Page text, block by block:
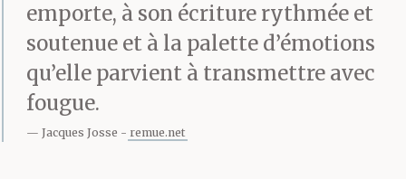
d’imagination oui, pour
s’exciter à la vue d’une
gosse, et pas n’importe
laquelle, la sienne, celle
emporte, à son écriture rythmée et
soutenue et à la palette d’émotions
qu’elle parvient à transmettre avec
fougue.
Jacques Josse remue.net